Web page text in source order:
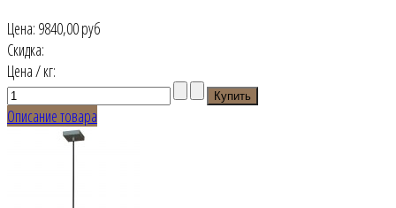
Цена: 9840,00 руб
Скидка:
Цена / кг:
Описание товара